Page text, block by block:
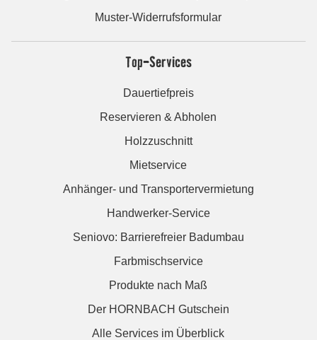
Muster-Widerrufsformular
Top-Services
Dauertiefpreis
Reservieren & Abholen
Holzzuschnitt
Mietservice
Anhänger- und Transportervermietung
Handwerker-Service
Seniovo: Barrierefreier Badumbau
Farbmischservice
Produkte nach Maß
Der HORNBACH Gutschein
Alle Services im Überblick